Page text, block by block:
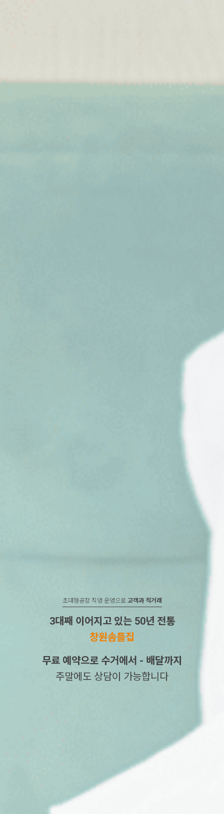
초대형공장 직영 운영으로 고객과 직거래
3대째 이어지고 있는 50년 전통
창원솜틀집
무료 예약으로 수거에서 - 배달까지
주말에도 상담이 가능합니다